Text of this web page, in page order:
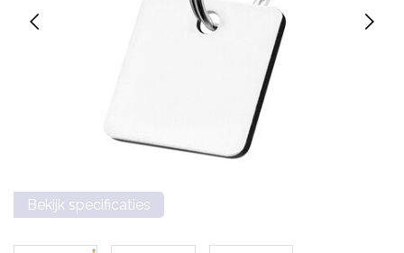
Bekijk specificaties